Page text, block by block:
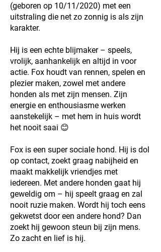
(geboren op 10/11/2020) met een
uitstraling die net zo zonnig is als zijn
karakter.
Hij is een echte blijmaker – speels,
vrolijk, aanhankelijk en altijd in voor
actie. Fox houdt van rennen, spelen en
plezier maken, zowel met andere
honden als met zijn mensen. Zijn
energie en enthousiasme werken
aanstekelijk – met hem in huis wordt
het nooit saai 😊
Fox is een super sociale hond. Hij is dol
op contact, zoekt graag nabijheid en
maakt makkelijk vriendjes met
iedereen. Met andere honden gaat hij
geweldig om – hij speelt graag en zal
nooit ruzie maken. Wordt hij toch eens
gekwetst door een andere hond? Dan
zoekt hij gewoon steun bij zijn mens.
Zo zacht en lief is hij.